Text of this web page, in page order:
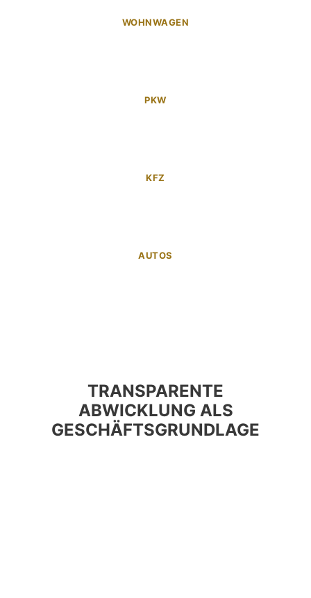
WOHNWAGEN
PKW
KFZ
AUTOS
TRANSPARENTE
ABWICKLUNG ALS
GESCHÄFTSGRUNDLAGE